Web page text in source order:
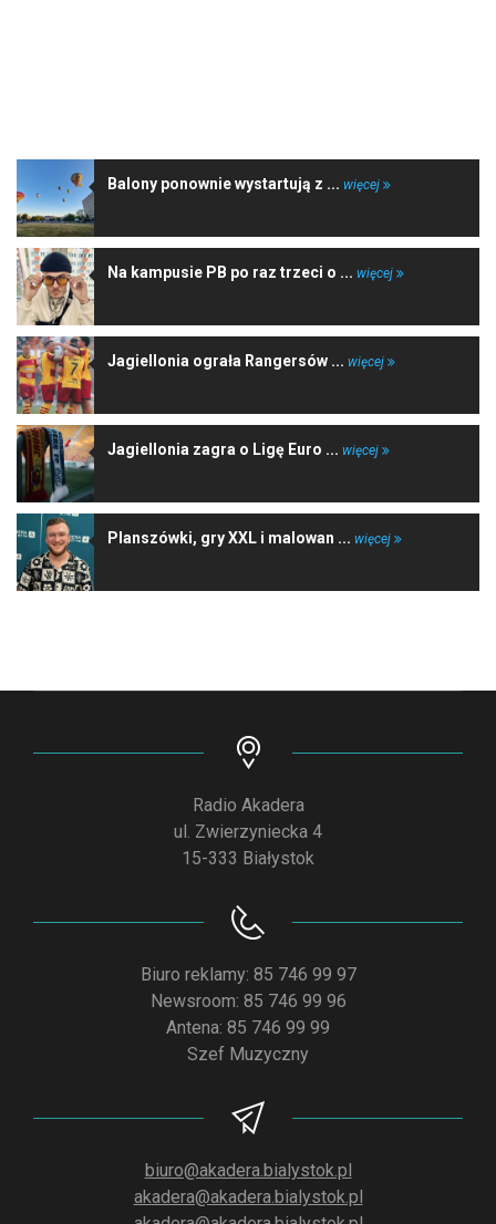
Balony ponownie wystartują z ... więcej
Na kampusie PB po raz trzeci o ... więcej
Jagiellonia ograła Rangersów ... więcej
Jagiellonia zagra o Ligę Euro ... więcej
Planszówki, gry XXL i malowan ... więcej
Radio Akadera
ul. Zwierzyniecka 4
15-333 Białystok
Biuro reklamy: 85 746 99 97
Newsroom: 85 746 99 96
Antena: 85 746 99 99
Szef Muzyczny
biuro@akadera.bialystok.pl
akadera@akadera.bialystok.pl